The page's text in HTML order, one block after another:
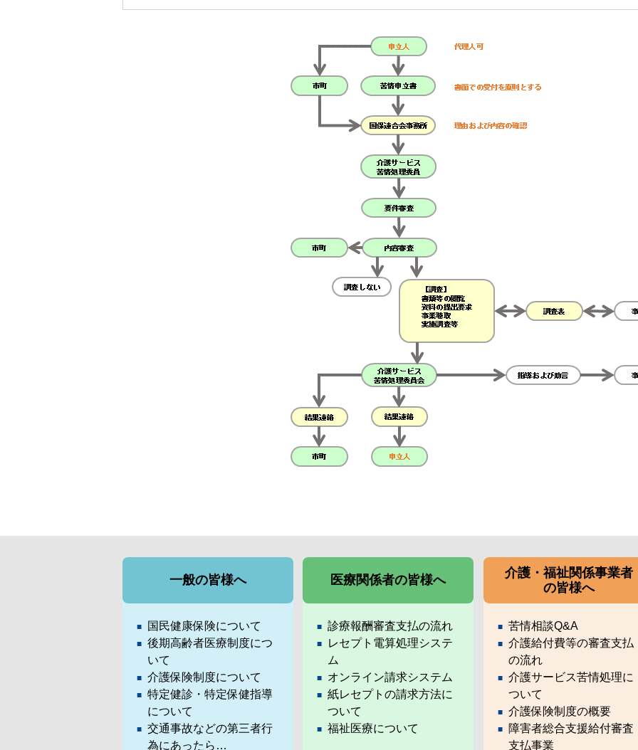
一般の皆様へ
国民健康保険について
後期高齢者医療制度につ
いて
介護保険制度について
特定健診・特定保健指導
について
交通事故などの第三者行
為にあったら…
医療関係者の皆様へ
診療報酬審査支払の流れ
レセプト電算処理システ
ム
オンライン請求システム
紙レセプトの請求方法に
ついて
福祉医療について
介護・福祉関係事業者
の皆様へ
苦情相談Q&A
介護給付費等の審査支払
の流れ
介護サービス苦情処理に
ついて
介護保険制度の概要
障害者総合支援給付審査
支払事業